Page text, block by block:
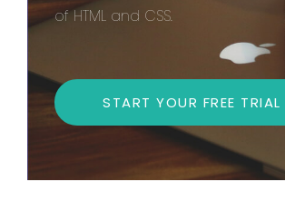
of HTML and CSS.
START YOUR FREE TRIAL